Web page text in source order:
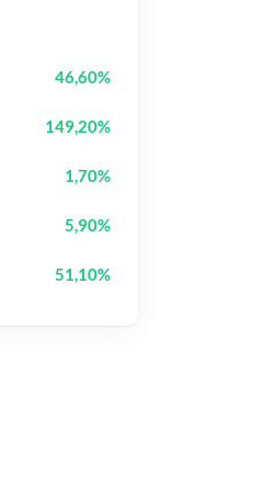
46,60%
149,20%
1,70%
5,90%
51,10%